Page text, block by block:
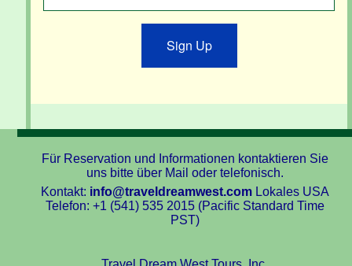
Sign Up
Für Reservation und Informationen kontaktieren Sie
uns bitte über Mail oder telefonisch.
Kontakt: info@traveldreamwest.comLokales USA
Telefon: +1 (541) 535 2015 (Pacific Standard Time
PST)